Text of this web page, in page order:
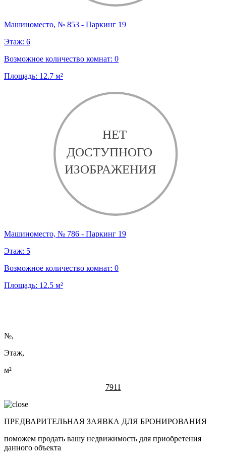
Машиноместо, № 853 - Паркинг 19
Этаж: 6
Возможное количество комнат: 0
Площадь: 12.7 м²
Машиноместо, № 786 - Паркинг 19
Этаж: 5
Возможное количество комнат: 0
Площадь: 12.5 м²
№,
Этаж,
м²
7911
ПРЕДВАРИТЕЛЬНАЯ ЗАЯВКА ДЛЯ БРОНИРОВАНИЯ
поможем продать вашу недвижимость для приобретения
данного объекта